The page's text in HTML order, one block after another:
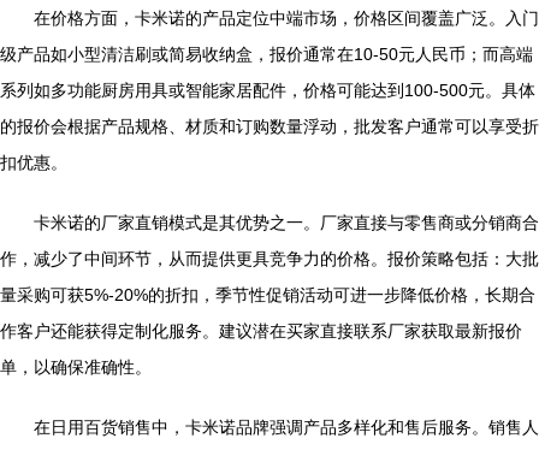
在价格方面，卡米诺的产品定位中端市场，价格区间覆盖广泛。入门
级产品如小型清洁刷或简易收纳盒，报价通常在10-50元人民币；而高端
系列如多功能厨房用具或智能家居配件，价格可能达到100-500元。具体
的报价会根据产品规格、材质和订购数量浮动，批发客户通常可以享受折
扣优惠。
卡米诺的厂家直销模式是其优势之一。厂家直接与零售商或分销商合
作，减少了中间环节，从而提供更具竞争力的价格。报价策略包括：大批
量采购可获5%-20%的折扣，季节性促销活动可进一步降低价格，长期合
作客户还能获得定制化服务。建议潜在买家直接联系厂家获取最新报价
单，以确保准确性。
在日用百货销售中，卡米诺品牌强调产品多样化和售后服务。销售人